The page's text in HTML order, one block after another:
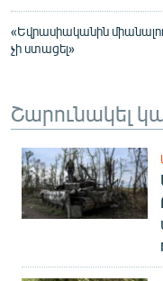
«Եվրասիականին
չի ստացել»
Շարունակել